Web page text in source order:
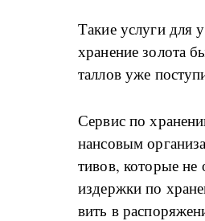
Та­кие услу­ги для
хра­не­ние зо­ло­та
тал­лов уже
Сер­вис по
нан­со­вым
ти­вов, ко­то­рые не
из­дер­ж­ки по
вить в